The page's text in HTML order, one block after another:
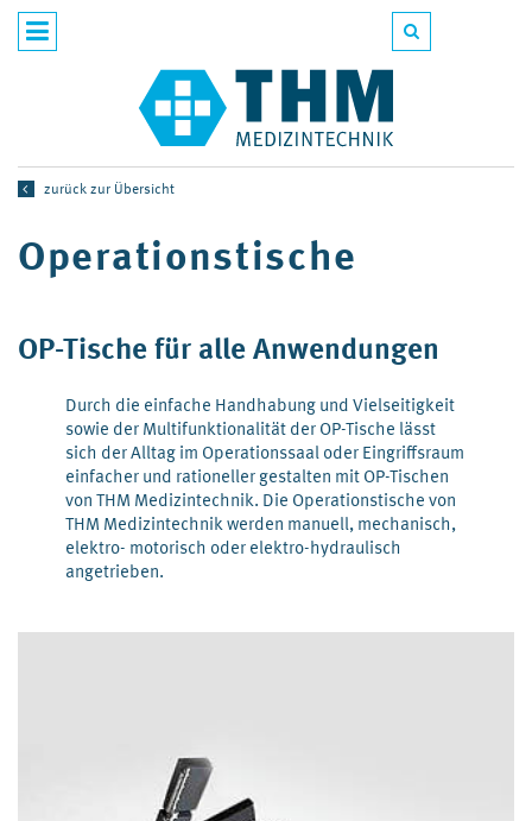
zurück zur Übersicht
Operationstische
OP-Tische für alle Anwendungen
Durch die einfache Handhabung und Vielseitigkeit
sowie der Multifunktionalität der OP-Tische lässt
sich der Alltag im Operationssaal oder Eingriffsraum
einfacher und rationeller gestalten mit OP-Tischen
von THM Medizintechnik. Die Operationstische von
THM Medizintechnik werden manuell, mechanisch,
elektro- motorisch oder elektro-hydraulisch
angetrieben.